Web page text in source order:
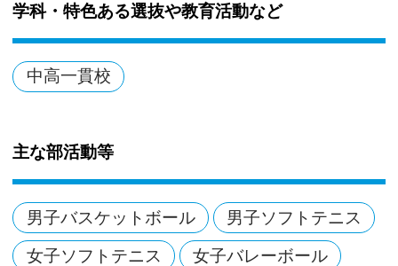
学科・特色ある選抜や教育活動など
中高一貫校
主な部活動等
男子バスケットボール 男子ソフトテニス
女子ソフトテニス 女子バレーボール